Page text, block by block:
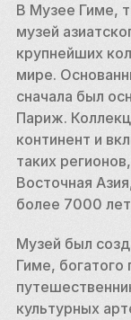
В Музее Гиме,
музей
крупнейших
мире.
сначала был
Париж.
континент и
таких
Восточная
более 7000
Музей был
Гиме,
культурных